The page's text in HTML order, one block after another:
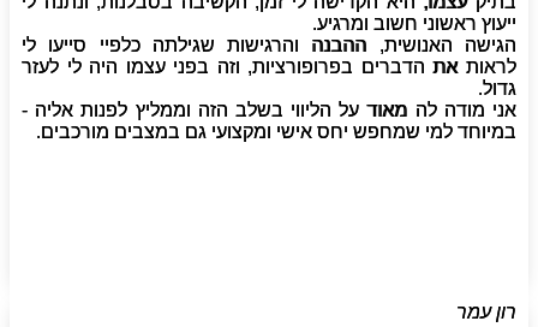
ייעוץ ראשוני חשוב ומרגיע.
הגישה האנושית, ההבנה והרגישות שגילתה כלפיי סייעו לי
לראות את הדברים בפרופורציות, וזה בפני עצמו היה לי לעזר
גדול.
אני מודה לה מאוד על הליווי בשלב הזה וממליץ לפנות אליה -
במיוחד למי שמחפש יחס אישי ומקצועי גם במצבים מורכבים.
רון עמר